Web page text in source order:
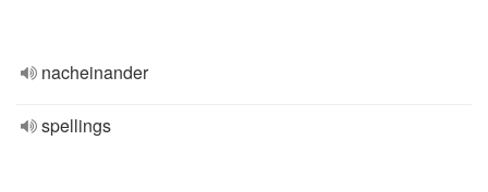
nacheinander
spellings